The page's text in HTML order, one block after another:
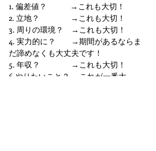
1. 偏差値？　　　→これも大切！
2. 立地？　　　　→これも大切！
3. 周りの環境？　→これも大切！
4. 実力的に？　　→期間があるならま
だ諦めなくも大丈夫です！
5. 年収？　　　　→これも大切！
6.やりたいこと？ →これが一番大